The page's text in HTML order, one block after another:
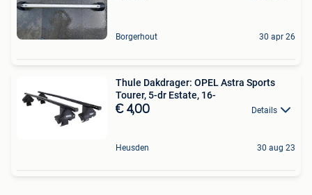
Borgerhout 30 apr 26
Thule Dakdrager: OPEL Astra Sports
Tourer, 5-dr Estate, 16-
€ 4,00 Details
Heusden 30 aug 23